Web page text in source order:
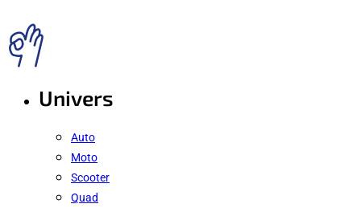
Univers
Auto
Moto
Scooter
Quad